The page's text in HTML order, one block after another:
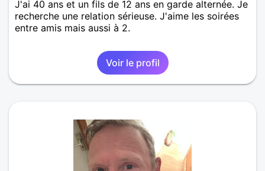
J'ai 40 ans et un fils de 12 ans en garde alternée. Je
recherche une relation sérieuse. J'aime les soirées
entre amis mais aussi à 2.
Voir le profil